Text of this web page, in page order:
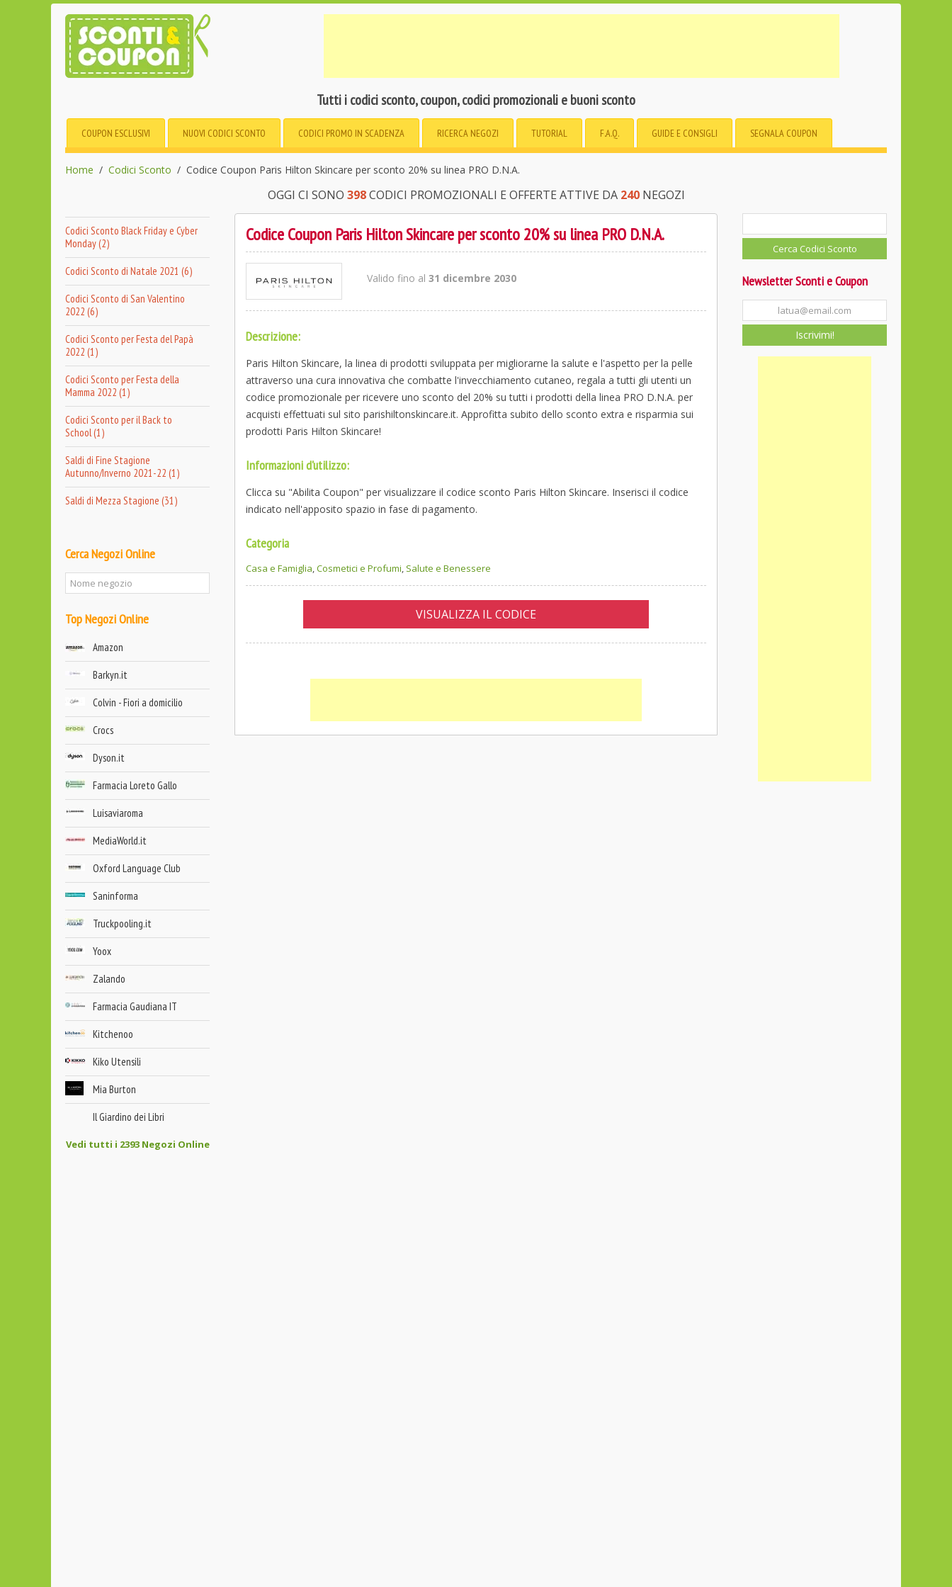
Tutti i codici sconto, coupon, codici promozionali e buoni sconto
COUPON ESCLUSIVI NUOVI CODICI SCONTO CODICI PROMO IN SCADENZA RICERCA NEGOZI TUTORIAL F.A.Q. GUIDE E CONSIGLI SEGNALA COUPON
Home Codici Sconto Codice Coupon Paris Hilton Skincare per sconto 20% su linea PRO D.N.A.
OGGI CI SONO 398CODICI PROMOZIONALI E OFFERTE ATTIVE DA 240NEGOZI
Codici Sconto Black Friday e Cyber
Monday (2)
Codici Sconto di Natale 2021 (6)
Codici Sconto di San Valentino
2022 (6)
Codici Sconto per Festa del Papà
2022 (1)
Codici Sconto per Festa della
Mamma 2022 (1)
Codici Sconto per il Back to
School (1)
Saldi di Fine Stagione
Autunno/Inverno 2021-22 (1)
Saldi di Mezza Stagione (31)
Cerca Negozi Online
Top Negozi Online
Amazon
Barkyn.it
Colvin - Fiori a domicilio
Crocs
Dyson.it
Farmacia Loreto Gallo
Luisaviaroma
MediaWorld.it
Oxford Language Club
Saninforma
Truckpooling.it
Yoox
Zalando
Farmacia Gaudiana IT
Kitchenoo
Kiko Utensili
Mia Burton
Il Giardino dei Libri
Vedi tutti i 2393 Negozi Online
Codice Coupon Paris Hilton Skincare per sconto 20% su linea PRO D.N.A.
Valido fino al31 dicembre 2030
Descrizione:
Paris Hilton Skincare, la linea di prodotti sviluppata per migliorarne la salute e l'aspetto per la pelle
attraverso una cura innovativa che combatte l'invecchiamento cutaneo, regala a tutti gli utenti un
codice promozionale per ricevere uno sconto del 20% su tutti i prodotti della linea PRO D.N.A. per
acquisti effettuati sul sito parishiltonskincare.it. Approfitta subito dello sconto extra e risparmia sui
prodotti Paris Hilton Skincare!
Informazioni d'utilizzo:
Clicca su "Abilita Coupon" per visualizzare il codice sconto Paris Hilton Skincare. Inserisci il codice
indicato nell'apposito spazio in fase di pagamento.
Categoria
Casa e Famiglia,Cosmetici e Profumi, Salute e Benessere
VISUALIZZA IL CODICE
Newsletter Sconti e Coupon
Iscrivimi!